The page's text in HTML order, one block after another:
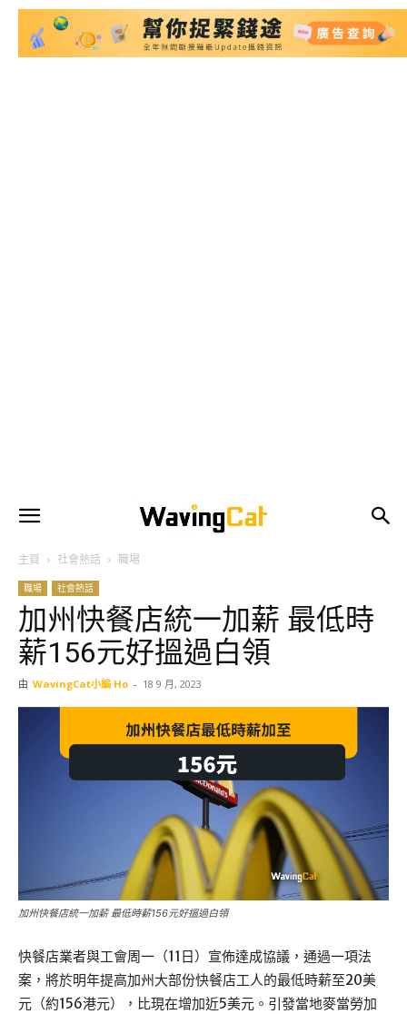
主頁 社會熱話 職場
職場 社會熱話
加州快餐店統一加薪 最低時
薪156元好搵過白領
由 WavingCat小編 Ho - 18 9 月, 2023
加州快餐店統一加薪 最低時薪156元好搵過白領
快餐店業者與工會周一（11日）宣佈達成協議，通過一項法
案，將於明年提高加州大部份快餐店工人的最低時薪至20美
元（約156港元），比現在增加近5美元。引發當地麥當勞加